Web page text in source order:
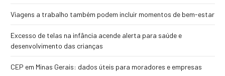
Viagens a trabalho também podem incluir momentos de bem-estar
Excesso de telas na infância acende alerta para saúde e
desenvolvimento das crianças
CEP em Minas Gerais: dados úteis para moradores e empresas